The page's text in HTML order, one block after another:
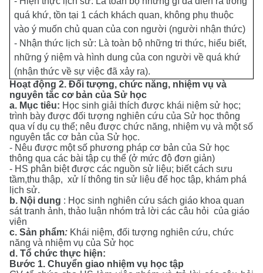
quá khứ, tồn tại 1 cách khách quan, không phụ thuộc
vào ý muốn chủ quan của con người (người nhận thức)
- Nhận thức lịch sử: Là toàn bộ những tri thức, hiểu biết,
những ý niệm và hình dung của con người về quá khứ
(nhận thức về sự việc đã xảy ra).
Hoạt động 2. Đối tượng, chức năng, nhiệm vụ và
nguyên tắc cơ bản của Sử học
a. Mục tiêu: Học sinh giải thích được khái niệm sử học;
trình bày được đối tượng nghiên cứu của Sử học thông
qua ví dụ cụ thể; nêu được chức năng, nhiệm vụ và một số
nguyên tắc cơ bản của Sử học.
- Nêu được một số phương pháp cơ bản của Sử học
thông qua các bài tập cụ thể (ở mức độ đơn giản)
- HS phân biệt được các nguồn sử liệu; biết cách sưu
tầm,thu thập, xử lí thông tin sử liệu để học tập, khám phá
lịch sử.
b. Nội dung : Học sinh nghiên cứu sách giáo khoa quan
sát tranh ảnh, thảo luận nhóm trả lời các câu hỏi của giáo
viên
c. Sản phẩm: Khái niệm, đối tượng nghiên cứu, chức
năng và nhiệm vụ của Sử học
d. Tổ chức thực hiện:
Bước 1. Chuyển giao nhiệm vụ học tập